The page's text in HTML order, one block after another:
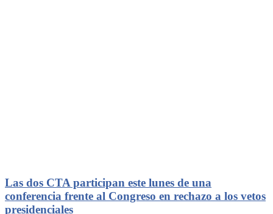
Las dos CTA participan este lunes de una
conferencia frente al Congreso en rechazo a los vetos
presidenciales